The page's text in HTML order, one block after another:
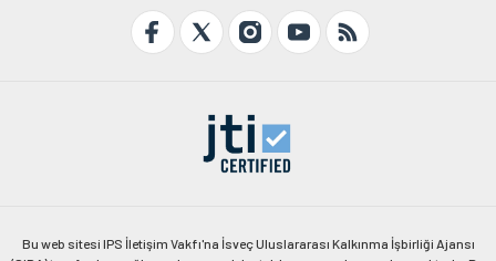
Bu web sitesi IPS İletişim Vakfı'na İsveç Uluslararası Kalkınma İşbirliği Ajansı